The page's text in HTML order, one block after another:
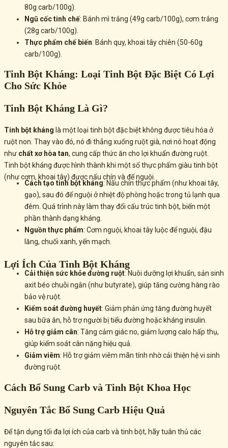
80g carb/100g).
Ngũ cốc tinh chế: Bánh mì trắng (49g carb/100g), cơm trắng
(28g carb/100g).
Thực phẩm chế biến: Bánh quy, khoai tây chiên (50-60g
carb/100g).
Tinh Bột Kháng: Loại Tinh Bột Đặc Biệt Có Lợi
Cho Sức Khỏe
Tinh Bột Kháng Là Gì?
Tinh bột kháng là một loại tinh bột đặc biệt không được tiêu hóa ở
ruột non. Thay vào đó, nó đi thẳng xuống ruột già, nơi nó hoạt động
như chất xơ hòa tan, cung cấp thức ăn cho lợi khuẩn đường ruột.
Tinh bột kháng được hình thành khi một số thực phẩm giàu tinh bột
(như cơm, khoai tây) được nấu chín và để nguội.
Cách tạo tinh bột kháng: Nấu chín thực phẩm (như khoai tây,
gạo), sau đó để nguội ở nhiệt độ phòng hoặc trong tủ lạnh qua
đêm. Quá trình này làm thay đổi cấu trúc tinh bột, biến một
phần thành dạng kháng.
Nguồn thực phẩm: Cơm nguội, khoai tây luộc để nguội, đậu
lăng, chuối xanh, yến mạch.
Lợi Ích Của Tinh Bột Kháng
Cải thiện sức khỏe đường ruột: Nuôi dưỡng lợi khuẩn, sản sinh
axit béo chuỗi ngắn (như butyrate), giúp tăng cường hàng rào
bảo vệ ruột.
Kiểm soát đường huyết: Giảm phản ứng tăng đường huyết
sau bữa ăn, hỗ trợ người bị tiểu đường hoặc kháng insulin.
Hỗ trợ giảm cân: Tăng cảm giác no, giảm lượng calo hấp thụ,
giúp kiểm soát cân nặng hiệu quả.
Giảm viêm: Hỗ trợ giảm viêm mãn tính nhờ cải thiện hệ vi sinh
đường ruột.
Cách Bổ Sung Carb và Tinh Bột Khoa Học
Nguyên Tắc Bổ Sung Carb Hiệu Quả
Để tận dụng tối đa lợi ích của carb và tinh bột, hãy tuân thủ các
nguyên tắc sau: